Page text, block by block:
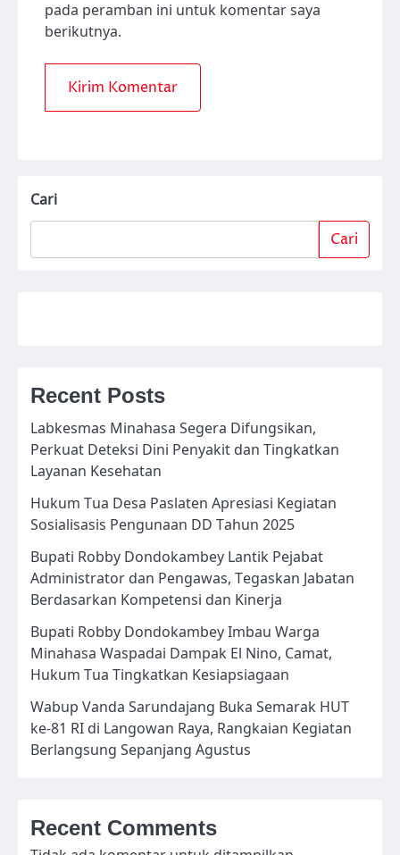
pada peramban ini untuk komentar saya
berikutnya.
Cari
Cari
Recent Posts
Labkesmas Minahasa Segera Difungsikan,
Perkuat Deteksi Dini Penyakit dan Tingkatkan
Layanan Kesehatan
Hukum Tua Desa Paslaten Apresiasi Kegiatan
Sosialisasis Pengunaan DD Tahun 2025
Bupati Robby Dondokambey Lantik Pejabat
Administrator dan Pengawas, Tegaskan Jabatan
Berdasarkan Kompetensi dan Kinerja
Bupati Robby Dondokambey Imbau Warga
Minahasa Waspadai Dampak El Nino, Camat,
Hukum Tua Tingkatkan Kesiapsiagaan
Wabup Vanda Sarundajang Buka Semarak HUT
ke-81 RI di Langowan Raya, Rangkaian Kegiatan
Berlangsung Sepanjang Agustus
Recent Comments